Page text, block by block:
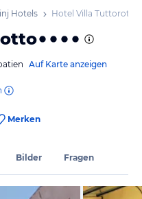
Hotels Hotel Villa Tuttorotto
Auf Karte anzeigen
Merken
Bilder Fragen